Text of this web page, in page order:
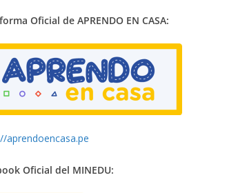
Oficial de APRENDO EN CASA:
aprendoencasa.pe
Oficial del MINEDU: